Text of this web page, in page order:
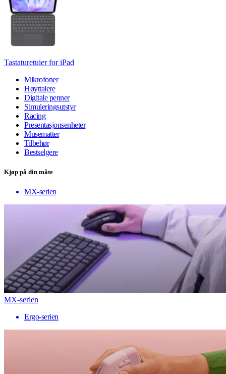
Tastaturetuier for iPad
Mikrofoner
Høyttalere
Digitale penner
Simuleringsutstyr
Racing
Presentasjonsenheter
Musematter
Tilbehør
Bestselgere
Kjøp på din måte
MX-serien
MX-serien
Ergo-serien